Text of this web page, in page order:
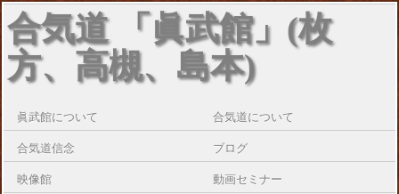
合気道 「眞武館」(枚
方、高槻、島本)
眞武館について 合気道について
合気道信念 ブログ
映像館 動画セミナー